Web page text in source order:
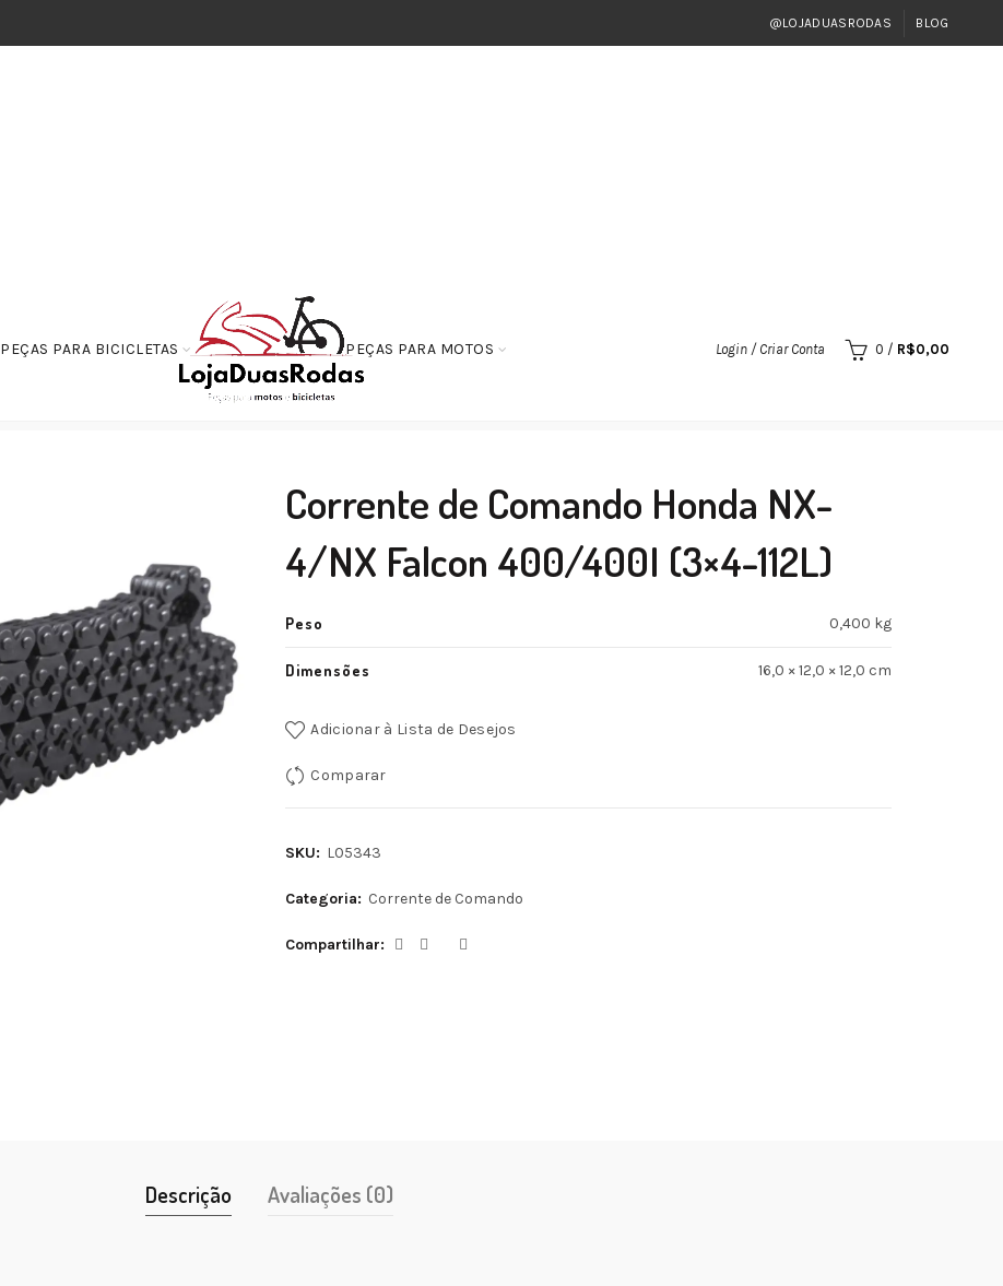
@LOJADUASRODAS BLOG
PEÇAS PARA BICICLETAS PEÇAS PARA MOTOS Login / Criar Conta 0 / R$0,00
Corrente de Comando Honda NX-4/NX Falcon 400/400I (3×4-112L)
Corrente de Comando Honda NX-
4/NX Falcon 400/400I (3×4-112L)
Peso 0,400 kg
Dimensões 16,0 × 12,0 × 12,0 cm
Adicionar à Lista de Desejos
Comparar
SKU: L05343
Categoria: Corrente de Comando
Compartilhar
Descrição Avaliações (0)